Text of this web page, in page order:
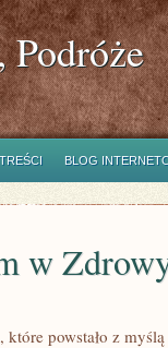
Podróże
BLOG
w
powstało z